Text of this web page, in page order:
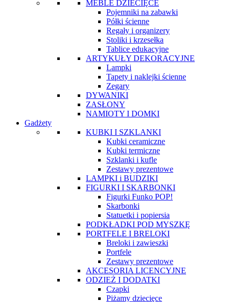
MEBLE DZIECIĘCE
Pojemniki na zabawki
Półki ścienne
Regały i organizery
Stoliki i krzesełka
Tablice edukacyjne
ARTYKUŁY DEKORACYJNE
Lampki
Tapety i naklejki ścienne
Zegary
DYWANIKI
ZASŁONY
NAMIOTY I DOMKI
Gadżety
KUBKI I SZKLANKI
Kubki ceramiczne
Kubki termiczne
Szklanki i kufle
Zestawy prezentowe
LAMPKI i BUDZIKI
FIGURKI I SKARBONKI
Figurki Funko POP!
Skarbonki
Statuetki i popiersia
PODKŁADKI POD MYSZKĘ
PORTFELE I BRELOKI
Breloki i zawieszki
Portfele
Zestawy prezentowe
AKCESORIA LICENCYJNE
ODZIEŻ I DODATKI
Czapki
Piżamy dziecięce